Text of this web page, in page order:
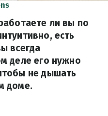
ли вы по
есть
всегда
деле его нужно
не дышать
доме.